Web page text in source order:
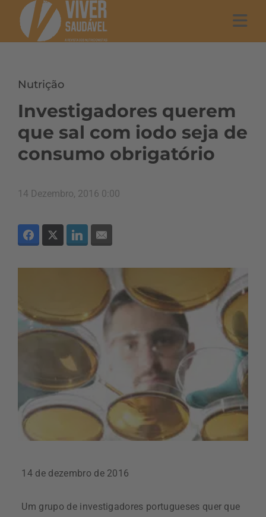
Nutrição
Investigadores querem
que sal com iodo seja de
consumo obrigatório
14 Dezembro, 2016 0:00
14 de dezembro de 2016
Um grupo de investigadores portugueses quer que